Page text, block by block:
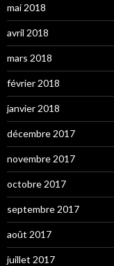
mai 2018
avril 2018
mars 2018
février 2018
janvier 2018
décembre 2017
novembre 2017
octobre 2017
septembre 2017
août 2017
juillet 2017